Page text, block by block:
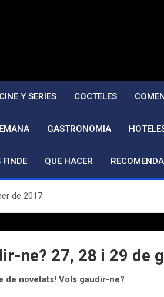
CINE Y SERIES COCTELES
GASTRONOMIA
QUE HACER
de 2017
ne? 27, 28 i 29 de
de novetats! Vols gaudir-ne?